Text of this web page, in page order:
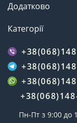
Додатково
Категорії
Пн-Пт з 9:00 до